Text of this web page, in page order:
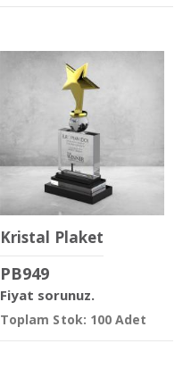
Kristal Plaket
PB949
Fiyat sorunuz.
Toplam Stok: 100 Adet